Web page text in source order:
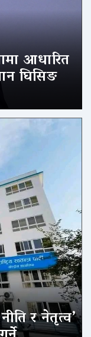
आधारित
घिसिङ
र नेतृत्व’